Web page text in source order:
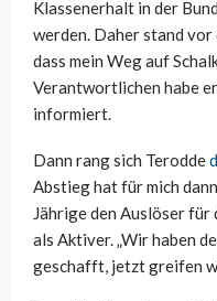
Klassenerhalt in der
werden. Daher stand
dass mein Weg auf
Verantwortlichen habe
informiert.
Dann rang sich Terodde
Abstieg hat für mich
Jährige den Auslöser
als Aktiver. „Wir haben
geschafft, jetzt greifen